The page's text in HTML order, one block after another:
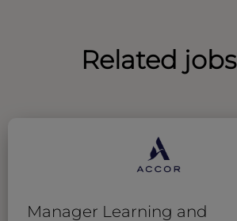
Related jobs
Manager Learning and